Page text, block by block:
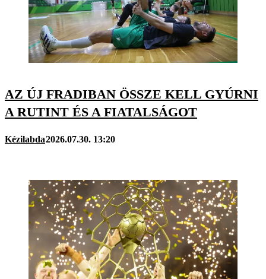
AZ ÚJ FRADIBAN ÖSSZE KELL GYÚRNI
A RUTINT ÉS A FIATALSÁGOT
Kézilabda2026.07.30. 13:20